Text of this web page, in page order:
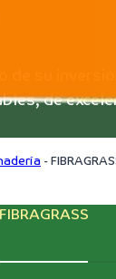
de su
de
-
FIBRAGRASS